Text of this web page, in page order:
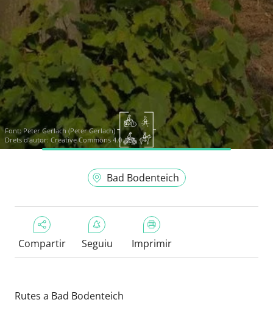
Font:Peter Gerlach (Peter Gerlach)
Drets d'autor: Creative Commons 4.0
Bad Bodenteich
Compartir Seguiu Imprimir
Rutes a Bad Bodenteich